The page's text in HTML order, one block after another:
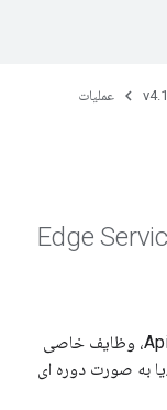
عملیات
برای اطمینان از عملکرد روزانه بهینه سیستم Apigee، وظایف خاصی
به صورت دوره ای